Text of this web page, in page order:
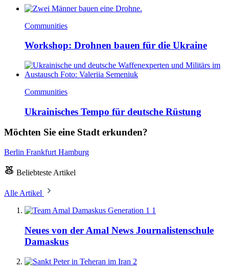
Communities
Workshop: Drohnen bauen für die Ukraine
Communities
Ukrainisches Tempo für deutsche Rüstung
Möchten Sie eine Stadt erkunden?
Berlin Frankfurt Hamburg
Beliebteste Artikel
Alle Artikel
1
Neues von der Amal News Journalistenschule
Damaskus
2